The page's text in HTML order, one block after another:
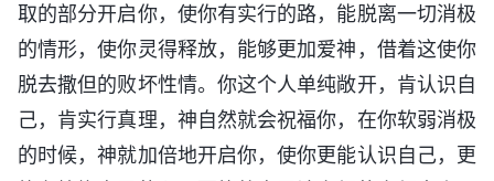
取的部分开启你，使你有实行的路，能脱离一切消极
的情形，使你灵得释放，能够更加爱神，借着这使你
脱去撒但的败坏性情。你这个人单纯敞开，肯认识自
己，肯实行真理，神自然就会祝福你，在你软弱消极
的时候，神就加倍地开启你，使你更能认识自己，更